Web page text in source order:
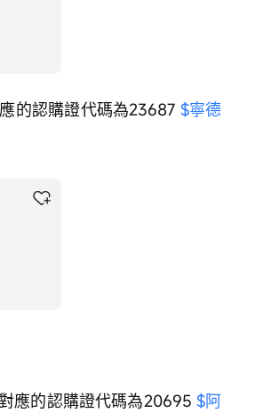
的認購證代碼為23687 $寧德
應的認購證代碼為20695 $阿